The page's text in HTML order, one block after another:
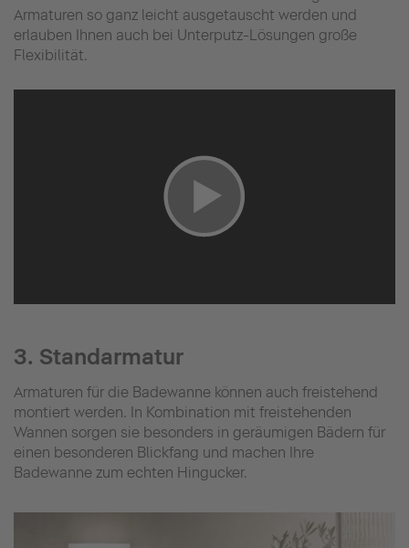
Armaturen so ganz leicht ausgetauscht werden und
erlauben Ihnen auch bei Unterputz-Lösungen große
Flexibilität.
3. Standarmatur
Armaturen für die Badewanne können auch freistehend
montiert werden. In Kombination mit freistehenden
Wannen sorgen sie besonders in geräumigen Bädern für
einen besonderen Blickfang und machen Ihre
Badewanne zum echten Hingucker.